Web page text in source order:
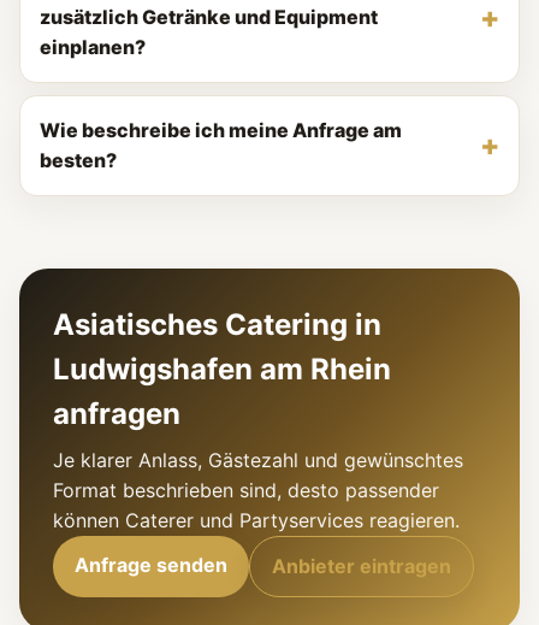
zusätzlich Getränke und Equipment
einplanen?
Wie beschreibe ich meine Anfrage am
besten?
Asiatisches Catering in
Ludwigshafen am Rhein
anfragen
Je klarer Anlass, Gästezahl und gewünschtes
Format beschrieben sind, desto passender
können Caterer und Partyservices reagieren.
Anfrage senden
Anbieter eintragen